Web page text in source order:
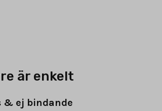
är enkelt
ej bindande